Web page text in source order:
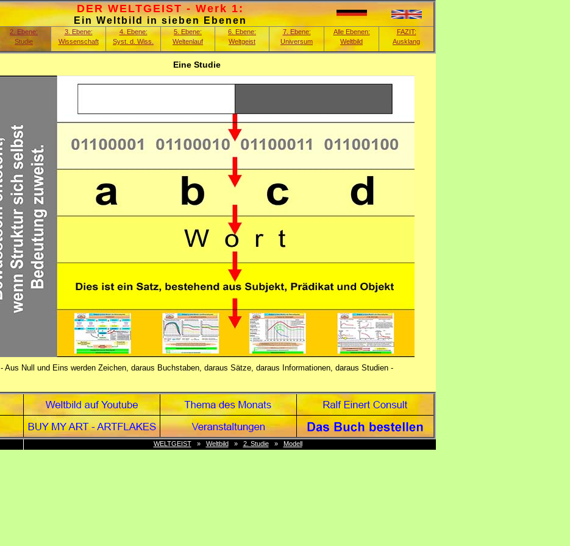
DER WELTGEIST - Werk 1:
Ein Weltbild in sieben Ebenen
2. Ebene:
Studie
3. Ebene:
Wissenschaft
4. Ebene:
Syst. d. Wiss.
5. Ebene:
Weltenlauf
6. Ebene:
Weltgeist
7. Ebene:
Universum
Alle Ebenen:
Weltbild
FAZIT:
Ausklang
Eine Studie
- Aus Null und Eins werden Zeichen, daraus Buchstaben, daraus Sätze, daraus Informationen, daraus Studien -
WELTGEIST» Weltbild» 2. Studie» Modell